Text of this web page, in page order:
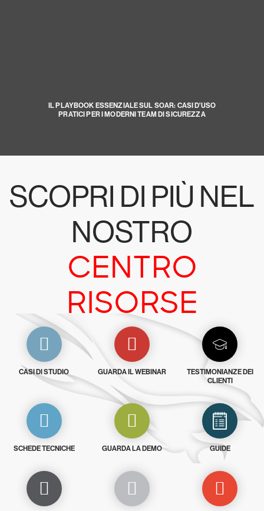
IL PLAYBOOK ESSENZIALE SUL SOAR: CASI D'USO
PRATICI PER I MODERNI TEAM DI SICUREZZA
SCOPRI DI PIÙ NEL
NOSTRO
CENTRO
RISORSE
CASI DI STUDIO GUARDA IL WEBINAR
TESTIMONIANZE DEI
CLIENTI
SCHEDE TECNICHE GUARDA LA DEMO GUIDE